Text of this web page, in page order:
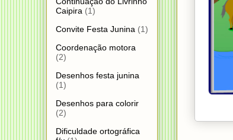
Caipira (1)
Convite Festa Junina (1)
Coordenação motora
(2)
Desenhos festa junina
(1)
Desenhos para colorir
(2)
Dificuldade ortográfica